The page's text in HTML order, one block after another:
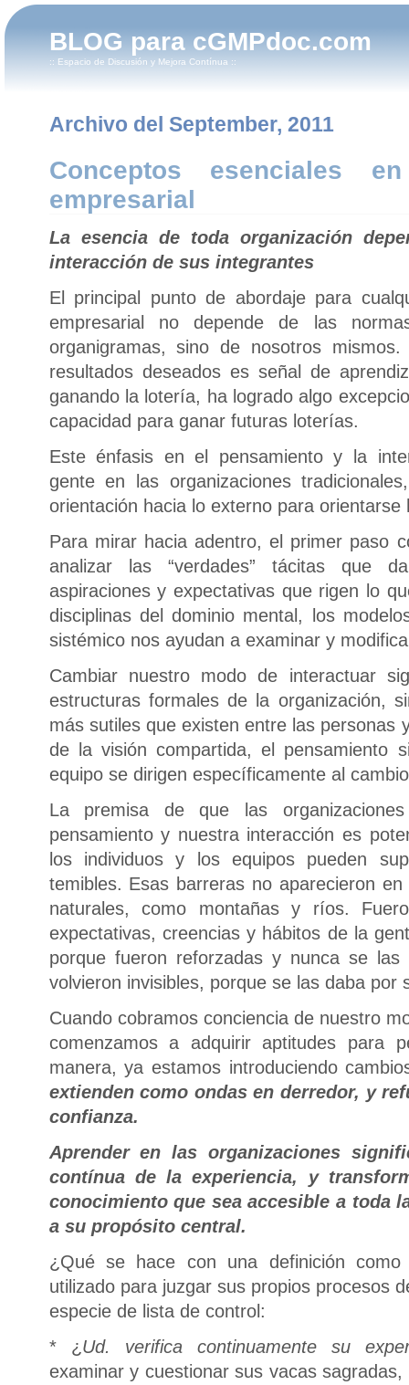
BLOG para cGMPdoc.com
:: Espacio de Discusión y Mejora Contínua ::
Archivo del September, 2011
Conceptos esenciales
empresarial
La esencia de toda organización
interacción de sus integrantes
El principal punto de abordaje para
empresarial no depende de las
organigramas, sino de nosotros
resultados deseados es señal de
ganando la lotería, ha logrado algo
capacidad para ganar futuras loterías.
Este énfasis en el pensamiento y la
gente en las organizaciones
orientación hacia lo externo para orientarse
Para mirar hacia adentro, el primer paso
analizar las “verdades” tácitas que
aspiraciones y expectativas que rigen lo
disciplinas del dominio mental, los
sistémico nos ayudan a examinar y
Cambiar nuestro modo de interactuar
estructuras formales de la organización,
más sutiles que existen entre las personas
de la visión compartida, el pensamiento
equipo se dirigen específicamente al
La premisa de que las
pensamiento y nuestra interacción es
los individuos y los equipos pueden
temibles. Esas barreras no aparecieron
naturales, como montañas y ríos.
expectativas, creencias y hábitos de la
porque fueron reforzadas y nunca se
volvieron invisibles, porque se las daba por
Cuando cobramos conciencia de nuestro
comenzamos a adquirir aptitudes para
manera, ya estamos introduciendo
extienden como ondas en derredor, y
confianza.
Aprender en las organizaciones
contínua de la experiencia, y
conocimiento que sea accesible a toda
a su propósito central.
¿Qué se hace con una definición
utilizado para juzgar sus propios procesos
especie de lista de control:
* ¿ Ud. verifica continuamente su
examinar y cuestionar sus vacas